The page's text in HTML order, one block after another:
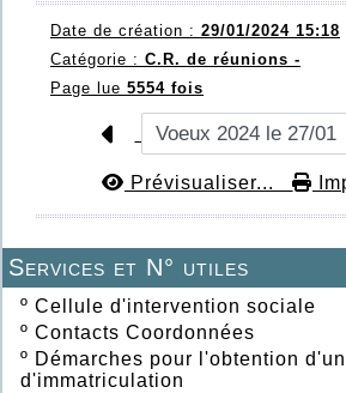
Services et N° utiles
º Cellule d'intervention sociale
º Contacts Coordonnées
º Démarches pour l'obtention
d'immatriculation
Date de création : 29/01/2024 15:18
Catégorie : C.R. de réunions -
Page lue 5554 fois
Prévisualiser...